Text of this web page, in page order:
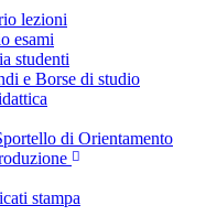
lezioni
esami
studenti
e Borse di studio
di Orientamento
stampa